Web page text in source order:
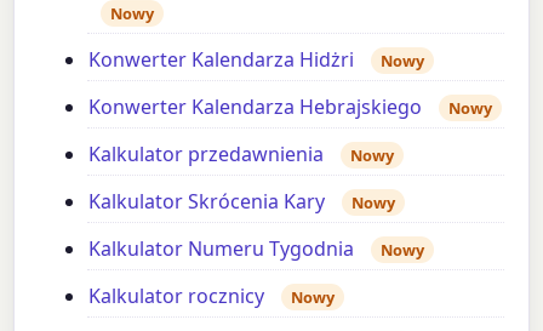
Nowy
Konwerter Kalendarza Hidżri Nowy
Konwerter Kalendarza Hebrajskiego Nowy
Kalkulator przedawnienia Nowy
Kalkulator Skrócenia Kary Nowy
Kalkulator Numeru Tygodnia Nowy
Kalkulator rocznicy Nowy